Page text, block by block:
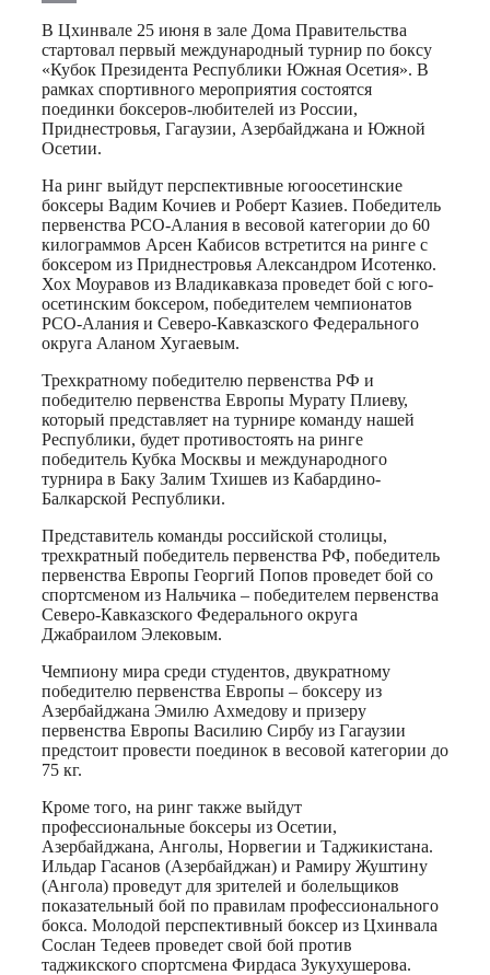
Print
В Цхинвале 25 июня в зале Дома Правительства
стартовал первый международный турнир по боксу
«Кубок Президента Республики Южная Осетия». В
рамках спортивного мероприятия состоятся
поединки боксеров-любителей из России,
Приднестровья, Гагаузии, Азербайджана и Южной
Осетии.
На ринг выйдут перспективные югоосетинские
боксеры Вадим Кочиев и Роберт Казиев. Победитель
первенства РСО-Алания в весовой категории до 60
килограммов Арсен Кабисов встретится на ринге с
боксером из Приднестровья Александром Исотенко.
Хох Моуравов из Владикавказа проведет бой с юго-
осетинским боксером, победителем чемпионатов
РСО-Алания и Северо-Кавказского Федерального
округа Аланом Хугаевым.
Трехкратному победителю первенства РФ и
победителю первенства Европы Мурату Плиеву,
который представляет на турнире команду нашей
Республики, будет противостоять на ринге
победитель Кубка Москвы и международного
турнира в Баку Залим Тхишев из Кабардино-
Балкарской Республики.
Представитель команды российской столицы,
трехкратный победитель первенства РФ, победитель
первенства Европы Георгий Попов проведет бой со
спортсменом из Нальчика – победителем первенства
Северо-Кавказского Федерального округа
Джабраилом Элековым.
Чемпиону мира среди студентов, двукратному
победителю первенства Европы – боксеру из
Азербайджана Эмилю Ахмедову и призеру
первенства Европы Василию Сирбу из Гагаузии
предстоит провести поединок в весовой категории до
75 кг.
Кроме того, на ринг также выйдут
профессиональные боксеры из Осетии,
Азербайджана, Анголы, Норвегии и Таджикистана.
Ильдар Гасанов (Азербайджан) и Рамиру Жуштину
(Ангола) проведут для зрителей и болельщиков
показательный бой по правилам профессионального
бокса. Молодой перспективный боксер из Цхинвала
Сослан Тедеев проведет свой бой против
таджикского спортсмена Фирдаса Зукухушерова.